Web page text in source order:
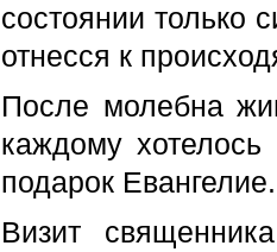
состоянии только
отнесся к
После молебна
каждому
подарок Евангелие.
Визит